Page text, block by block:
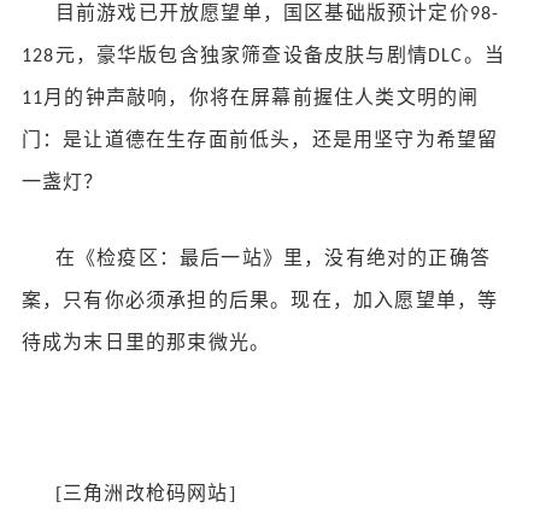
目前游戏已开放愿望单，国区基础版预计定价98-
128元，豪华版包含独家筛查设备皮肤与剧情DLC。当
11月的钟声敲响，你将在屏幕前握住人类文明的闸
门：是让道德在生存面前低头，还是用坚守为希望留
一盏灯？
在《检疫区：最后一站》里，没有绝对的正确答
案，只有你必须承担的后果。现在，加入愿望单，等
待成为末日里的那束微光。
[三角洲改枪码网站]